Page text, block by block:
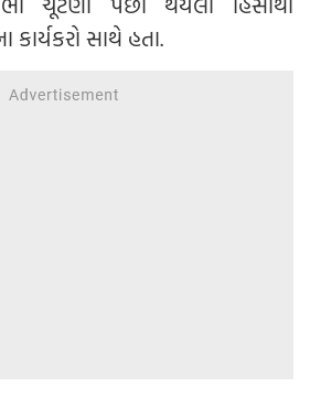
કાર્યકરો સાથે હતા.